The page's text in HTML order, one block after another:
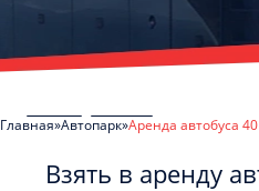
Главная Автопарк Аренда автобуса
Взять в аренду